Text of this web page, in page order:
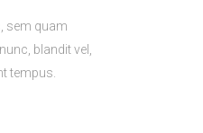
sem quam
blandit vel,
tempus.